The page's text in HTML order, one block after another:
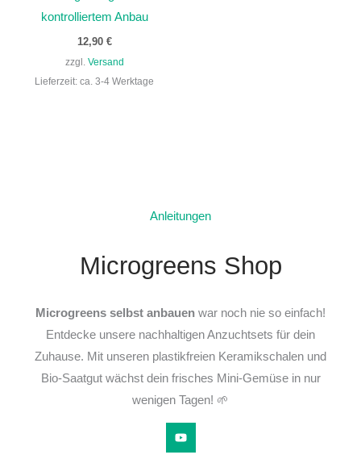
kontrolliertem Anbau
12,90 €
zzgl. Versand
Lieferzeit: ca. 3-4 Werktage
Anleitungen
Microgreens Shop
Microgreens selbst anbauen war noch nie so einfach!
Entdecke unsere nachhaltigen Anzuchtsets für dein
Zuhause. Mit unseren plastikfreien Keramikschalen und
Bio-Saatgut wächst dein frisches Mini-Gemüse in nur
wenigen Tagen! 🌱